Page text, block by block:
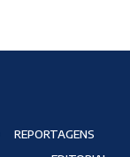
REPORTAGENS